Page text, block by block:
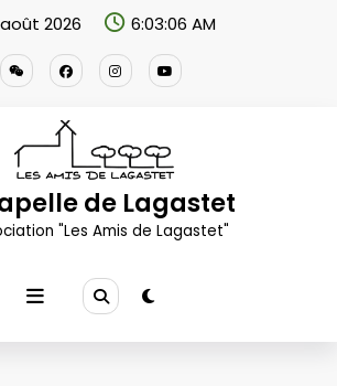
2026 6:03:06 AM
de Lagastet
"Les Amis de Lagastet"